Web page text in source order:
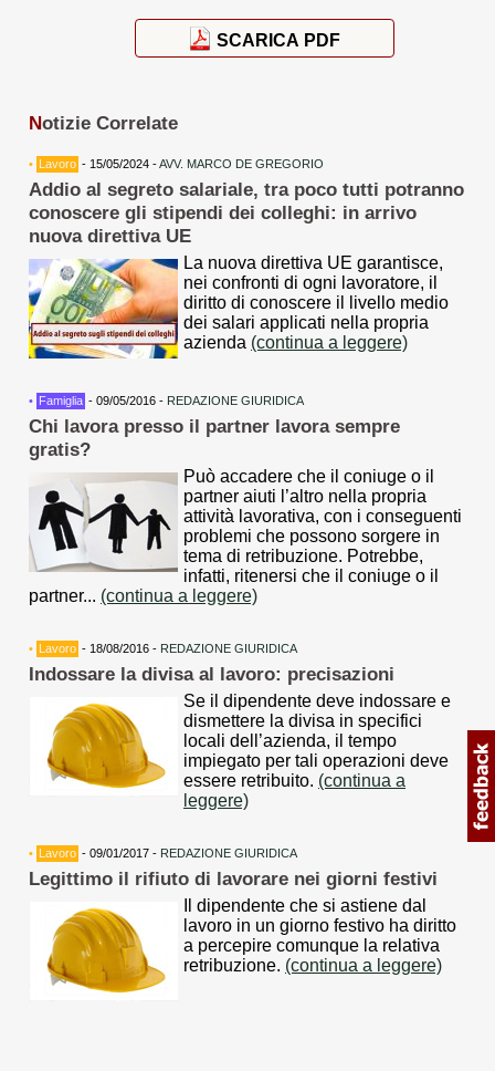
SCARICA PDF
Notizie Correlate
• Lavoro - 15/05/2024 -AVV. MARCO DE GREGORIO
Addio al segreto salariale, tra poco tutti potranno
conoscere gli stipendi dei colleghi: in arrivo
nuova direttiva UE
La nuova direttiva UE garantisce,
nei confronti di ogni lavoratore, il
diritto di conoscere il livello medio
dei salari applicati nella propria
azienda (continua a leggere)
• Famiglia - 09/05/2016 - REDAZIONE GIURIDICA
Chi lavora presso il partner lavora sempre
gratis?
Può accadere che il coniuge o il
partner aiuti l’altro nella propria
attività lavorativa, con i conseguenti
problemi che possono sorgere in
tema di retribuzione. Potrebbe,
infatti, ritenersi che il coniuge o il
partner... (continua a leggere)
• Lavoro - 18/08/2016 - REDAZIONE GIURIDICA
Indossare la divisa al lavoro: precisazioni
Se il dipendente deve indossare e
dismettere la divisa in specifici
locali dell’azienda, il tempo
impiegato per tali operazioni deve
essere retribuito. (continua a
leggere)
• Lavoro - 09/01/2017 - REDAZIONE GIURIDICA
Legittimo il rifiuto di lavorare nei giorni festivi
Il dipendente che si astiene dal
lavoro in un giorno festivo ha diritto
a percepire comunque la relativa
retribuzione. (continua a leggere)